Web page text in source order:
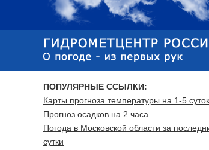
ПОПУЛЯРНЫЕ ССЫЛКИ:
Карты прогноза температуры на 1-5 суток
Прогноз осадков на 2 часа
Погода в Московской области за
сутки